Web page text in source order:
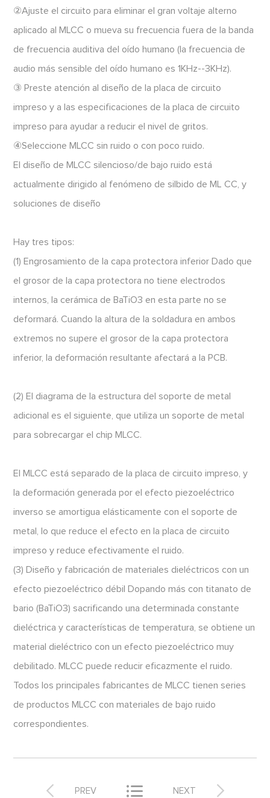
②Ajuste el circuito para eliminar el gran voltaje alterno
aplicado al MLCC o mueva su frecuencia fuera de la banda
de frecuencia auditiva del oído humano (la frecuencia de
audio más sensible del oído humano es 1KHz--3KHz).
③ Preste atención al diseño de la placa de circuito
impreso y a las especificaciones de la placa de circuito
impreso para ayudar a reducir el nivel de gritos.
④Seleccione MLCC sin ruido o con poco ruido.
El diseño de MLCC silencioso/de bajo ruido está
actualmente dirigido al fenómeno de silbido de ML CC, y
soluciones de diseño
Hay tres tipos:
(1) Engrosamiento de la capa protectora inferior Dado que
el grosor de la capa protectora no tiene electrodos
internos, la cerámica de BaTiO3 en esta parte no se
deformará. Cuando la altura de la soldadura en ambos
extremos no supere el grosor de la capa protectora
inferior, la deformación resultante afectará a la PCB.
(2) El diagrama de la estructura del soporte de metal
adicional es el siguiente, que utiliza un soporte de metal
para sobrecargar el chip MLCC.
El MLCC está separado de la placa de circuito impreso, y
la deformación generada por el efecto piezoeléctrico
inverso se amortigua elásticamente con el soporte de
metal, lo que reduce el efecto en la placa de circuito
impreso y reduce efectivamente el ruido.
(3) Diseño y fabricación de materiales dieléctricos con un
efecto piezoeléctrico débil Dopando más con titanato de
bario (BaTiO3) sacrificando una determinada constante
dieléctrica y características de temperatura, se obtiene un
material dieléctrico con un efecto piezoeléctrico muy
debilitado. MLCC puede reducir eficazmente el ruido.
Todos los principales fabricantes de MLCC tienen series
de productos MLCC con materiales de bajo ruido
correspondientes.
 PREV  
NEXT